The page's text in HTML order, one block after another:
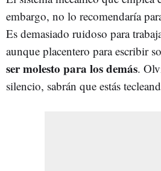
embargo, no lo recomendaría
Es demasiado ruidoso para
aunque placentero para escribir
ser molesto para los demás.
silencio, sabrán que estás